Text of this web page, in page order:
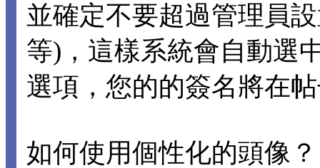
並確定不要超過管理員
等)，這樣系統會自動選
選項，您的的簽名將在
如何使用個性化的頭像？